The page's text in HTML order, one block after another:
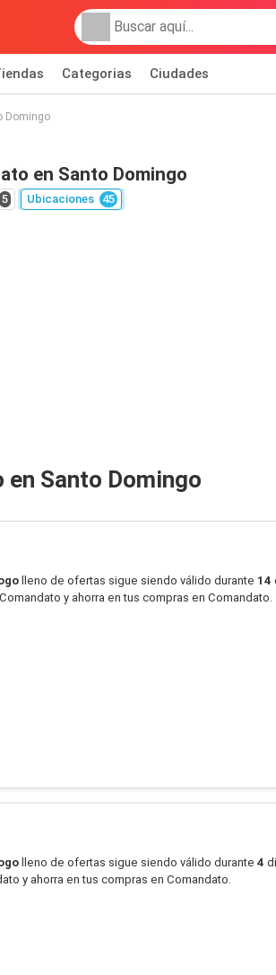
Categorias Ciudades
Domingo
en Santo Domingo
5 Ubicaciones 45
Santo Domingo
lleno de ofertas sigue siendo válido durante 14
y ahorra en tus compras en Comandato.
lleno de ofertas sigue siendo válido durante 4
y ahorra en tus compras en Comandato.